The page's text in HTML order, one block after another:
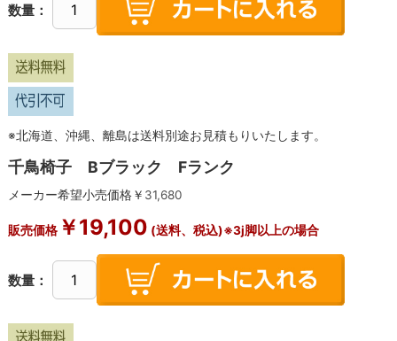
数量：
※北海道、沖縄、離島は送料別途お見積もりいたします。
千鳥椅子 Bブラック Fランク
メーカー希望小売価格￥ 31,680
販売価格￥19,100 (送料、税込)※3j脚以上の場合
数量：